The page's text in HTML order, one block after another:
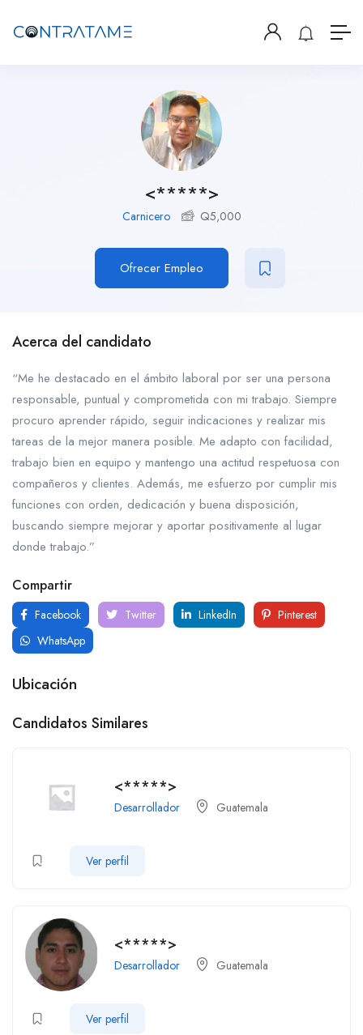
<*****>
Carnicero Q5,000
Ofrecer Empleo
Acerca del candidato
“Me he destacado en el ámbito laboral por ser una persona
responsable, puntual y comprometida con mi trabajo. Siempre
procuro aprender rápido, seguir indicaciones y realizar mis
tareas de la mejor manera posible. Me adapto con facilidad,
trabajo bien en equipo y mantengo una actitud respetuosa con
compañeros y clientes. Además, me esfuerzo por cumplir mis
funciones con orden, dedicación y buena disposición,
buscando siempre mejorar y aportar positivamente al lugar
donde trabajo.”
Compartir
Facebook Twitter LinkedIn
Pinterest
WhatsApp
Ubicación
Candidatos Similares
<*****>
Desarrollador Guatemala
Ver perfil
<*****>
Desarrollador Guatemala
Ver perfil